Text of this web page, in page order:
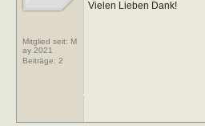
Mitglied seit: M
ay 2021
Beiträge: 2
Vielen Lieben Dank!